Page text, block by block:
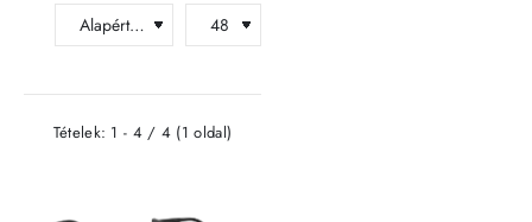
Tételek: 1 - 4 / 4 (1 oldal)